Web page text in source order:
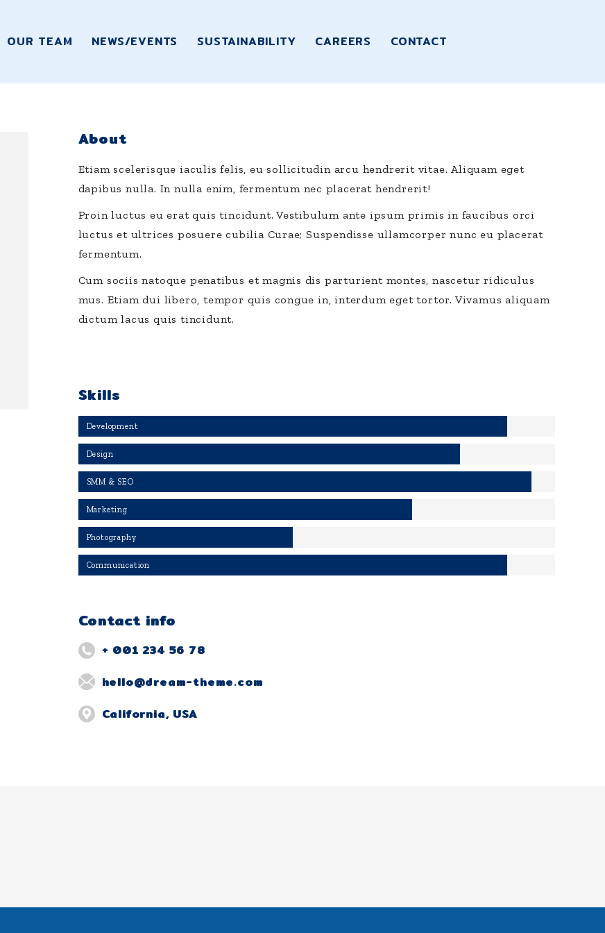
OUR TEAM NEWS/EVENTS SUSTAINABILITY CAREERS CONTACT
About
Etiam scelerisque iaculis felis, eu sollicitudin arcu hendrerit vitae. Aliquam eget
dapibus nulla. In nulla enim, fermentum nec placerat hendrerit!
Proin luctus eu erat quis tincidunt. Vestibulum ante ipsum primis in faucibus orci
luctus et ultrices posuere cubilia Curae; Suspendisse ullamcorper nunc eu placerat
fermentum.
Cum sociis natoque penatibus et magnis dis parturient montes, nascetur ridiculus
mus. Etiam dui libero, tempor quis congue in, interdum eget tortor. Vivamus aliquam
dictum lacus quis tincidunt.
Skills
Development
Design
SMM & SEO
Marketing
Photography
Communication
Contact info
+ 001 234 56 78
hello@dream-theme.com
California, USA